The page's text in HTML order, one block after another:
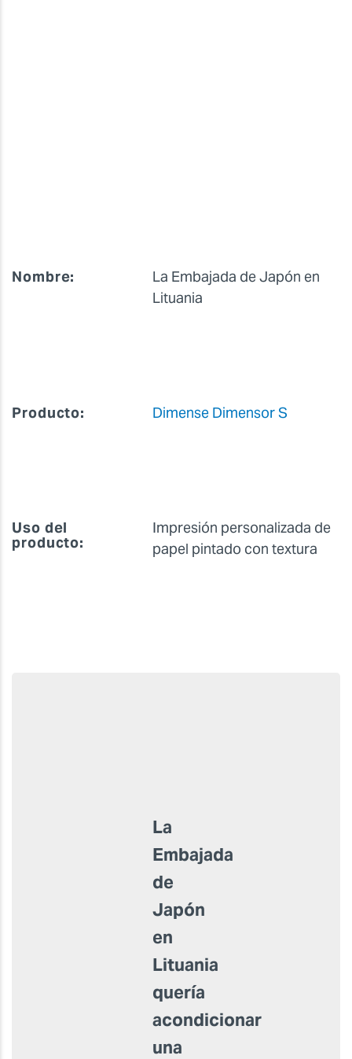
Nombre:
La Embajada de Japón en
Lituania
Producto: Dimense Dimensor S
Uso del
producto:
Impresión personalizada de
papel pintado con textura
La
Embajada
de
Japón
en
Lituania
quería
acondicionar
una